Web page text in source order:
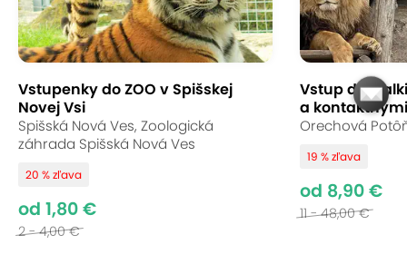
Vstupenky do ZOO v Spišskej
Novej Vsi
Spišská Nová Ves, Zoologická
záhrada Spišská Nová Ves
20 % zľava
od 1,80 €
2 - 4,00 €
Vstup do
a
Orechová
19 % zľava
od 8,90 €
11 - 48,00 €